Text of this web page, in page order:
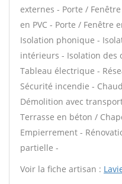
externes - Porte /
en PVC - Porte / Fenêtre
Isolation phonique -
intérieurs - Isolation des
Tableau électrique -
Sécurité incendie -
Démolition avec
Terrasse en béton /
Empierrement -
partielle -
Voir la fiche artisan :